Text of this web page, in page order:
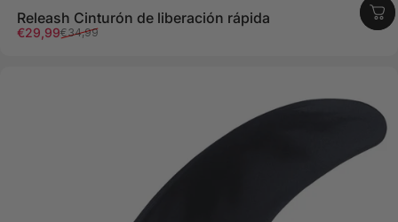
Releash Cinturón de liberación rápida
Precio de oferta
€29,99
Precio regular
€34,99